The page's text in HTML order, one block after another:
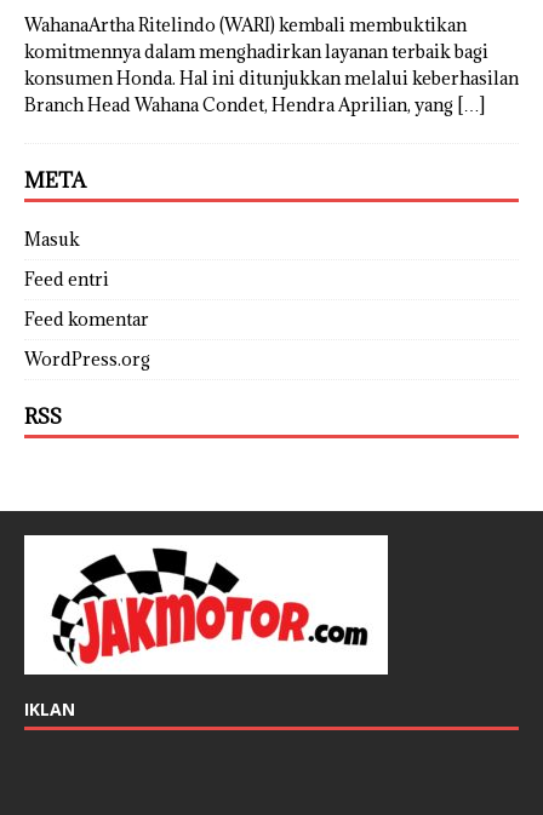
WahanaArtha Ritelindo (WARI) kembali membuktikan
komitmennya dalam menghadirkan layanan terbaik bagi
konsumen Honda. Hal ini ditunjukkan melalui keberhasilan
Branch Head Wahana Condet, Hendra Aprilian, yang […]
META
Masuk
Feed entri
Feed komentar
WordPress.org
RSS
IKLAN